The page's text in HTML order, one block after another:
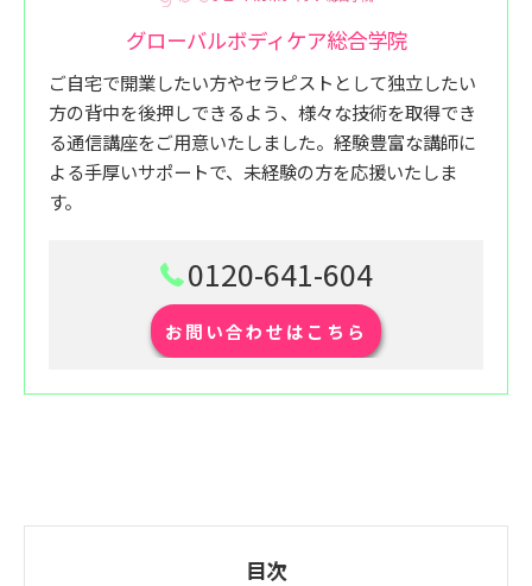
グローバルボディケア総合学院
ご自宅で開業したい方やセラピストとして独立したい
方の背中を後押しできるよう、様々な技術を取得でき
る通信講座をご用意いたしました。経験豊富な講師に
よる手厚いサポートで、未経験の方を応援いたしま
す。
0120-641-604
お問い合わせはこちら
目次